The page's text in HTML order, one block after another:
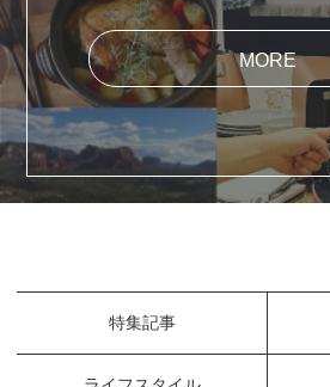
MORE
特集記事